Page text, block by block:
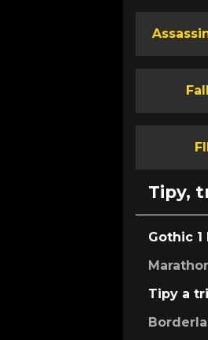
Tipy,
Gothic
Tipy a